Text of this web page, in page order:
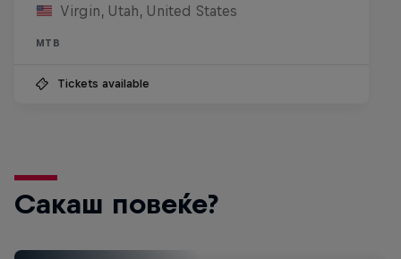
Virgin, Utah, United States
MTB
Tickets available
Сакаш повеќе?